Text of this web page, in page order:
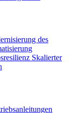
des
Skalierter